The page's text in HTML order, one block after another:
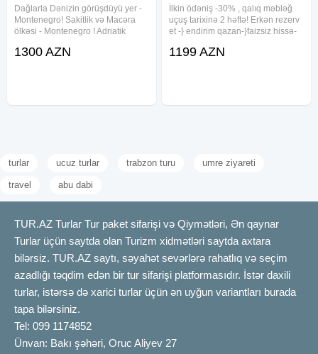
Dağlarla Dənizin görüşdüyü yer -
Montenegro! Sakitlik və Macəra
ölkəsi - Montenegro ! Adriatik
Montenegro! Azərbaycan Hava
1300 AZN
İlkin ödəniş -30% , qalıq məbləğ
uçuş tarixinə 2 həftə! Erkən rezerv
et -} endirim qazan-}faizsiz hissə-
Azərbaycan Hava yolları ilə
1199 AZN
turlar ucuz turlar trabzon turu umre ziyareti
travel abu dabi
TUR.AZ Turlar Tur paket sifarişi və Qiymətləri, Ən qaynar
Turlar üçün saytda olan Turizm xidmətləri saytda axtara
bilərsiz. TUR.AZ saytı, səyahət sevərlərə rahatlıq və seçim
azadlığı təqdim edən bir tur sifarişi platformasıdır. İstər daxili
turlar, istərsə də xarici turlar üçün ən uyğun variantları burada
tapa bilərsiniz.
Tel: 099 1174852
Ünvan: Bakı şəhəri, Oruc Aliyev 27